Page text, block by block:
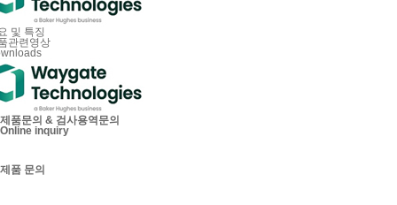
및 특징
관련영상
제품문의 & 검사용역문의
Online inquiry
제품 문의